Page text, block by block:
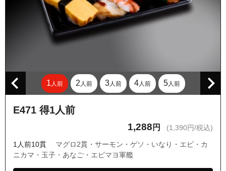
東京都目黒区中根２丁目
東京都目黒区原町１丁目
東京都目黒区原町２丁目
東京都目黒区碑文谷１丁目
東京都目黒区碑文谷３丁目
東京都目黒区碑文谷５丁目
東京都目黒区碑文谷６丁目
1 人前 2 人前 3人前 4人前 5人前
E471 得1人前
1,288 円 (1,390円/税込)
1人前10貫
マグロ2貫・サーモン・ゲソ・いなり・エビ・カ
ニカマ・玉子・あなご・エビマヨ軍艦